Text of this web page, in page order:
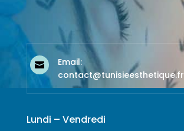

Email:
contact@tunisieesthetique.fr
Lundi – Vendredi